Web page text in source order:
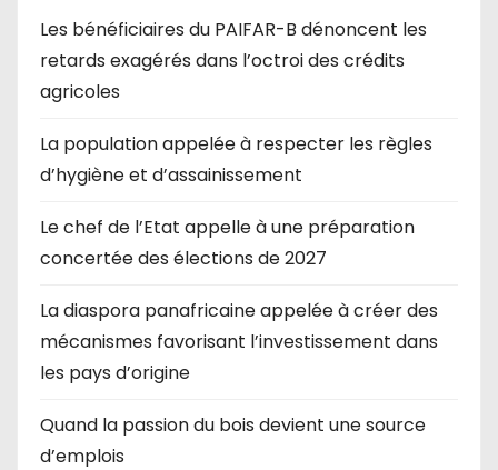
Les bénéficiaires du PAIFAR-B dénoncent les
retards exagérés dans l’octroi des crédits
agricoles
La population appelée à respecter les règles
d’hygiène et d’assainissement
Le chef de l’Etat appelle à une préparation
concertée des élections de 2027
La diaspora panafricaine appelée à créer des
mécanismes favorisant l’investissement dans
les pays d’origine
Quand la passion du bois devient une source
d’emplois